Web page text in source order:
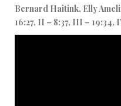
Bernard Haitink, Elly
16:27, II – 8:37, III – 19:34,